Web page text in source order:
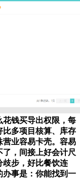
花钱买导出权限，每
比多项目核算、库存
营业容易卡壳。容易
，间接上好会计尺
歧步，好比餐饮连
办事是：你能找到一